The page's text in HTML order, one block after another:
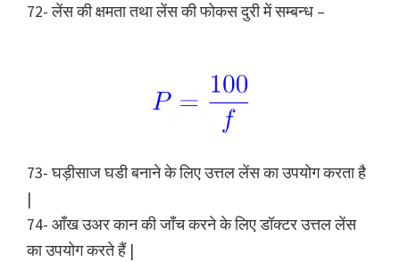
72- लेंस की क्षमता तथा लेंस की फोकस दुरी में सम्बन्ध –
73- घड़ीसाज घडी बनाने के लिए उत्तल लेंस का उपयोग करता है
|
74- आँख उअर कान की जाँच करने के लिए डॉक्टर उत्तल लेंस
का उपयोग करते हैं |